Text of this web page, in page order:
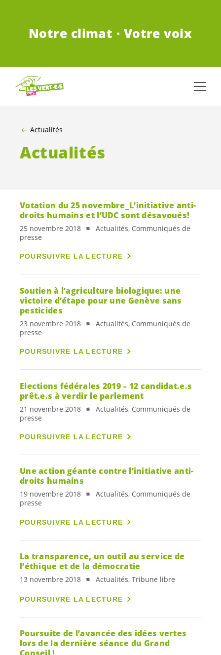
Notre climat · Votre voix
Actualités
Actualités
Votation du 25 novembre_L’initiative anti-
droits humains et l’UDC sont désavoués!
25 novembre 2018
Actualités, Communiqués de
presse
POURSUIVRE LA LECTURE
Soutien à l’agriculture biologique: une
victoire d’étape pour une Genève sans
pesticides
23 novembre 2018
Actualités, Communiqués de
presse
POURSUIVRE LA LECTURE
Elections fédérales 2019 – 12 candidat.e.s
prêt.e.s à verdir le parlement
21 novembre 2018
Actualités, Communiqués de
presse
POURSUIVRE LA LECTURE
Une action géante contre l’initiative anti-
droits humains
19 novembre 2018
Actualités, Communiqués de
presse
POURSUIVRE LA LECTURE
La transparence, un outil au service de
l’éthique et de la démocratie
13 novembre 2018 Actualités, Tribune libre
POURSUIVRE LA LECTURE
Poursuite de l’avancée des idées vertes
lors de la dernière séance du Grand